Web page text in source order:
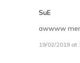
SuE
awwww
19/02/2019 at